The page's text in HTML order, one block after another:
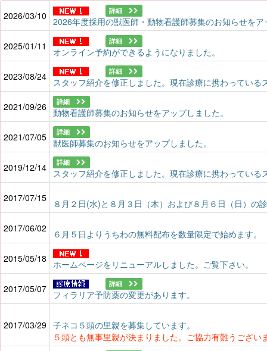
2026/03/10 詳細
2026年度採用の獣医師・動物看護師募集のお知らせを
2025/01/11 詳細
オンライン予約ができるようになりました。
2023/08/24 詳細
スタッフ紹介を修正しました。現在診療に携わっている
2021/09/26 詳細
動物看護師募集のお知らせをアップしました。
2021/07/05 詳細
獣医師募集のお知らせをアップしました。
2019/12/14 詳細
スタッフ紹介を修正しました。現在診療に携わっている
2017/07/15 ８月２日(水)と８月３日（木）および８月６日（日）の
2017/06/02 ６月５日よりうちわの無料配布を数量限定で始めます。
2015/05/18 ホームページをリニューアルしました。ご覧下さい。
2017/05/07 詳細
フィラリア予防薬の変更があります。
2017/03/29 子ネコ５頭の里親を募集しています。
５頭とも無事里親が決まりました。ご協力有難うござい